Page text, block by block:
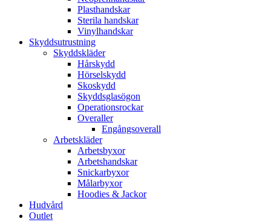
Plasthandskar
Sterila handskar
Vinylhandskar
Skyddsutrustning
Skyddskläder
Hårskydd
Hörselskydd
Skoskydd
Skyddsglasögon
Operationsrockar
Overaller
Engångsoverall
Arbetskläder
Arbetsbyxor
Arbetshandskar
Snickarbyxor
Målarbyxor
Hoodies & Jackor
Hudvård
Outlet